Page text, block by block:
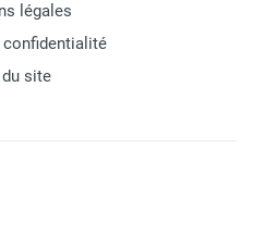
légales
du site